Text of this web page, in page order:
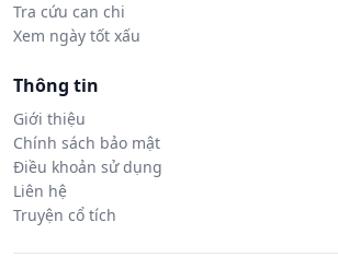
Tra cứu can chi
Xem ngày tốt xấu
Thông tin
Giới thiệu
Chính sách bảo mật
Điều khoản sử dụng
Liên hệ
Truyện cổ tích